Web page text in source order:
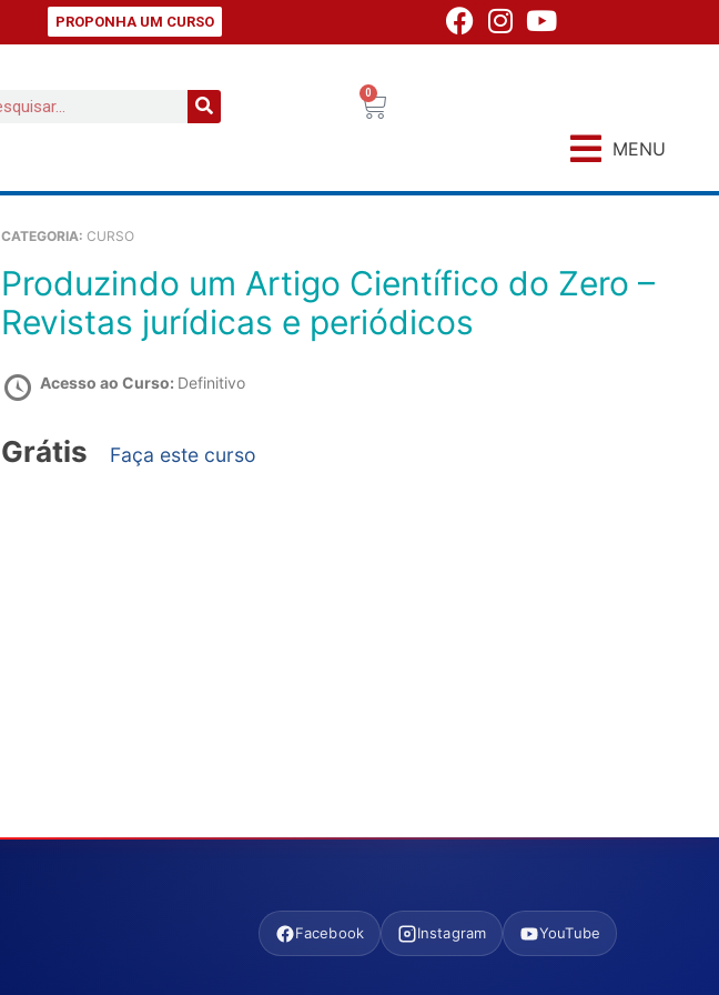
PROPONHA UM CURSO
0
MENU
CATEGORIA:CURSO
Produzindo um Artigo Científico do Zero –
Revistas jurídicas e periódicos
Acesso ao Curso: Definitivo
Grátis Faça este curso
Facebook Instagram YouTube